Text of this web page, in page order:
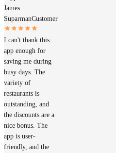
James
SuparmanCustomer
I can't thank this
app enough for
saving me during
busy days. The
variety of
restaurants is
outstanding, and
the discounts are a
nice bonus. The
app is user-
friendly, and the